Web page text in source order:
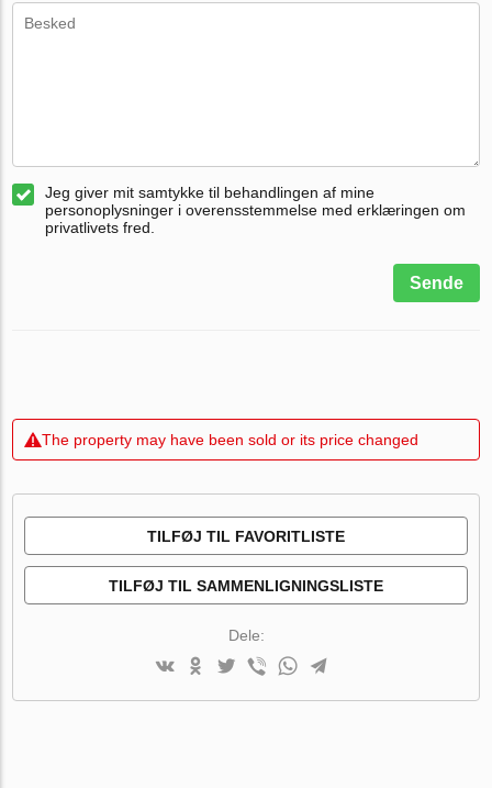
Jeg giver mit samtykke til behandlingen af mine
personoplysninger i overensstemmelse med erklæringen om
privatlivets fred.
Sende
The property may have been sold or its price changed
TILFØJ TIL FAVORITLISTE
TILFØJ TIL SAMMENLIGNINGSLISTE
Dele: